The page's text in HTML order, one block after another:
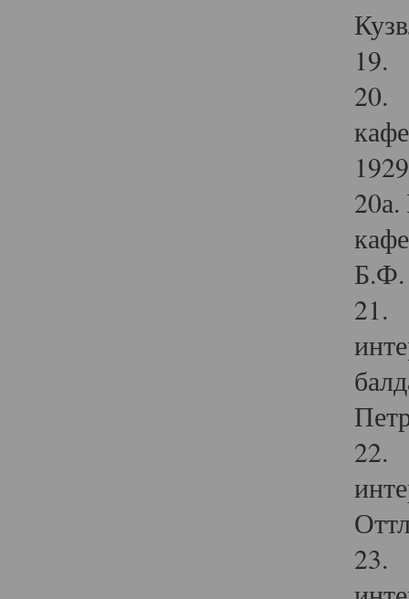
19.
20.
Б.Ф.
21.
22.
23.